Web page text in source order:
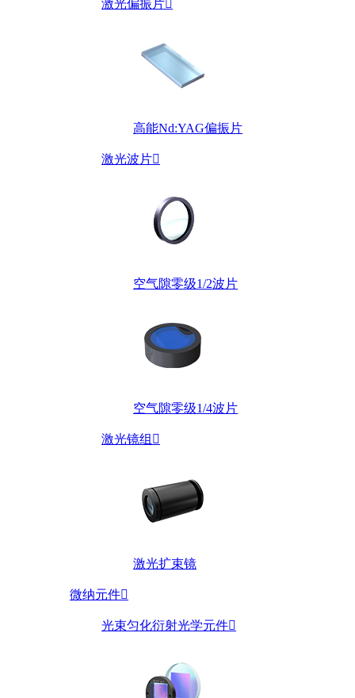
激光偏振片
高能Nd:YAG偏振片
激光波片
空气隙零级1/2波片
空气隙零级1/4波片
激光镜组 
激光扩束镜
微纳元件
光束匀化衍射光学元件